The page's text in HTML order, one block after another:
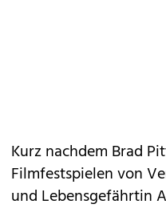
Kurz nachdem Brad
Filmfestspielen von
und Lebensgefährtin